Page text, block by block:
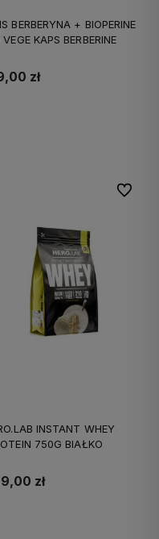
BERBERYNA + BIOPERINE
KAPS BERBERINE
zł
INSTANT WHEY
750G BIAŁKO
zł
Do